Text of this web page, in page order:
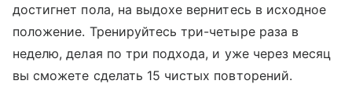
достигнет пола, на выдохе вернитесь в исходное
положение. Тренируйтесь три-четыре раза в
неделю, делая по три подхода, и уже через месяц
вы сможете сделать 15 чистых повторений.